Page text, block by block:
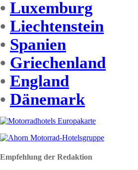
• Luxemburg
• Liechtenstein
• Spanien
• Griechenland
• England
• Dänemark
Empfehlung der Redaktion